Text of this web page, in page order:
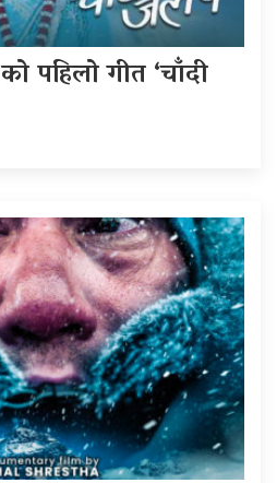
को पहिलो गीत ‘चाँदी